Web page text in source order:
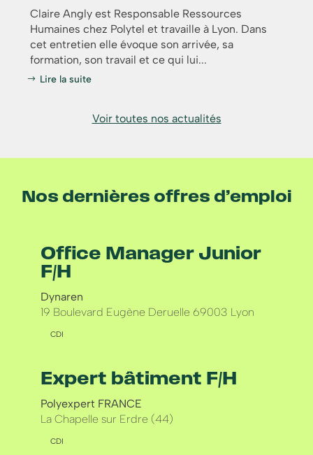
Claire Angly est Responsable Ressources
Humaines chez Polytel et travaille à Lyon. Dans
cet entretien elle évoque son arrivée, sa
formation, son travail et ce qui lui...
Lire la suite
Voir toutes nos actualités
Nos dernières offres d’emploi
Office Manager Junior
F/H
Dynaren
19 Boulevard Eugène Deruelle 69003 Lyon
CDI
Expert bâtiment F/H
Polyexpert FRANCE
La Chapelle sur Erdre (44)
CDI